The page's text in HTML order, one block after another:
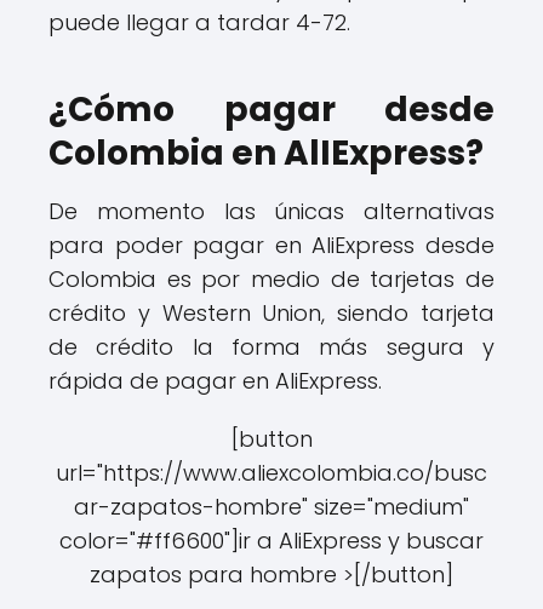
puede llegar a tardar 4-72.
¿Cómo pagar desde
Colombia en AlIExpress?
De momento las únicas alternativas
para poder pagar en AliExpress desde
Colombia es por medio de tarjetas de
crédito y Western Union, siendo tarjeta
de crédito la forma más segura y
rápida de pagar en AliExpress.
[button
url="https://www.aliexcolombia.co/busc
ar-zapatos-hombre" size="medium"
color="#ff6600"]ir a AliExpress y buscar
zapatos para hombre >[/button]